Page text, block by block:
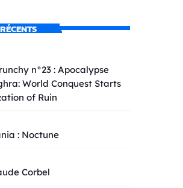
n°23 : Apocalypse
World Conquest Starts
of Ruin
: Noctune
Corbel